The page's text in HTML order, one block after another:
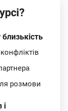
розмови
і